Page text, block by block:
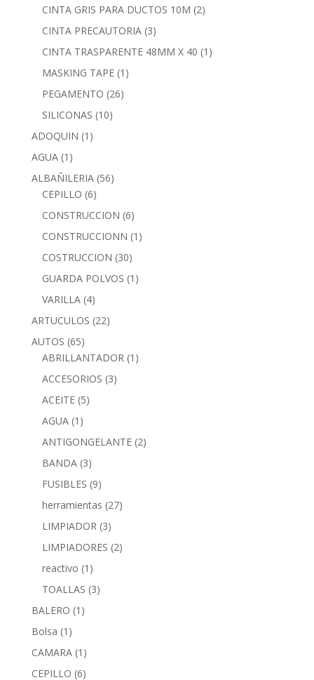
CINTA GRIS PARA DUCTOS 10M (2)
CINTA PRECAUTORIA (3)
CINTA TRASPARENTE 48MM X 40 (1)
MASKING TAPE (1)
PEGAMENTO (26)
SILICONAS (10)
ADOQUIN (1)
AGUA (1)
ALBAÑILERIA (56)
CEPILLO (6)
CONSTRUCCION (6)
CONSTRUCCIONN (1)
COSTRUCCION (30)
GUARDA POLVOS (1)
VARILLA (4)
ARTUCULOS (22)
AUTOS (65)
ABRILLANTADOR (1)
ACCESORIOS (3)
ACEITE (5)
AGUA (1)
ANTIGONGELANTE (2)
BANDA (3)
FUSIBLES (9)
herramientas (27)
LIMPIADOR (3)
LIMPIADORES (2)
reactivo (1)
TOALLAS (3)
BALERO (1)
Bolsa (1)
CAMARA (1)
CEPILLO (6)